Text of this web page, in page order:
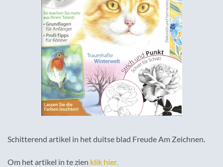
Schitterend artikel in het duitse blad Freude Am Zeichnen.
Om het artikel in te zien klik hier.